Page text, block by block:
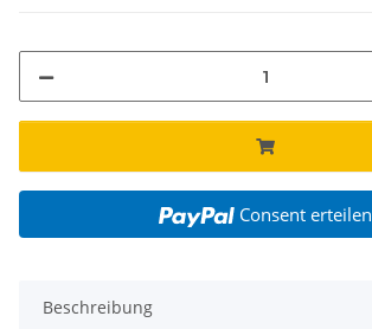
Consent erteilen
Beschreibung